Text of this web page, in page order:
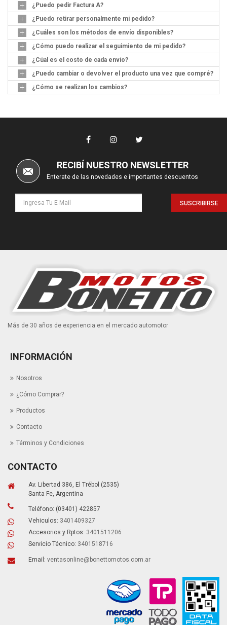
¿Puedo pedir Factura A?
¿Puedo retirar personalmente mi pedido?
¿Cuáles son los métodos de envío disponibles?
¿Cómo puedo realizar el seguimiento de mi pedido?
¿Cúal es el costo de cada envío?
¿Puedo cambiar o devolver el producto una vez que compré?
¿Cómo se realizan los cambios?
RECIBÍ NUESTRO NEWSLETTER
Enterate de las novedades e importantes descuentos
SUSCRIBIRSE
Más de 30 años de experiencia en el mercado automotor
INFORMACIÓN
Nosotros
¿Cómo Comprar?
Productos
Contacto
Términos y Condiciones
CONTACTO
Av. Libertad 386, El Trébol (2535)
Santa Fe, Argentina
Teléfono: (03401) 422857
Vehiculos: 3401409327
Accesorios y Rptos: 3401511206
Servicio Técnico: 3401518716
Email: ventasonline@bonettomotos.com.ar